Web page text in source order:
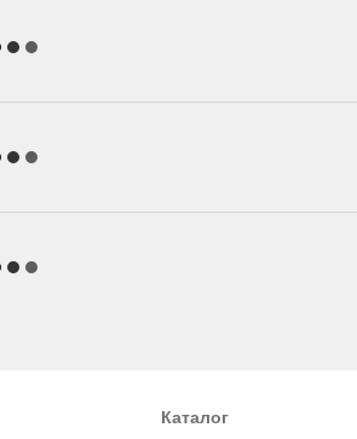
Каталог